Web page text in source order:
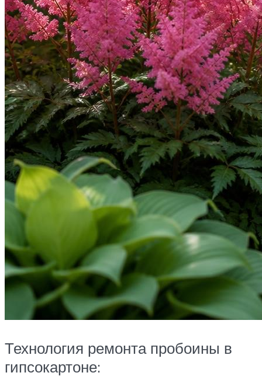
Технология ремонта пробоины в
гипсокартоне: